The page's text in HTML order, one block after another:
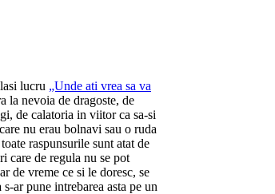
lucru „Unde ati vrea sa va
la nevoia de dragoste, de
de calatoria in viitor ca sa-si
nu erau bolnavi sau o ruda
raspunsurile sunt atat de
care de regula nu se pot
de vreme ce si le doresc, se
ar pune intrebarea asta pe un